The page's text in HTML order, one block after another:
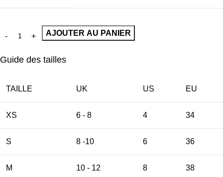
AJOUTER AU PANIER
Guide des tailles
TAILLE UK US EU
XS 6 - 8 4 34
S 8 -10 6 36
M 10 - 12 8 38